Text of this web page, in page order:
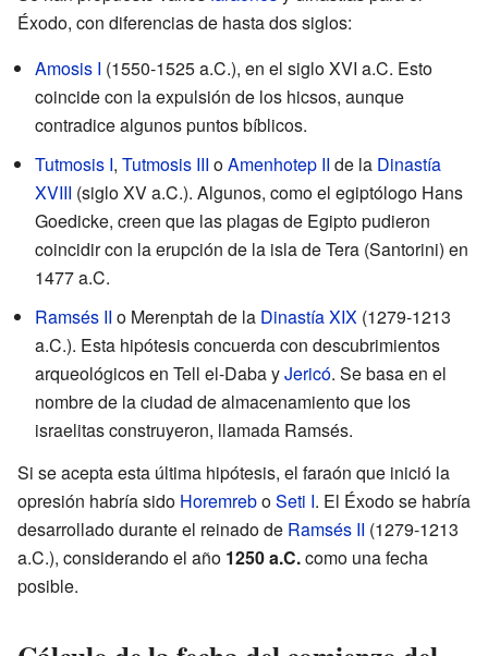
Éxodo, con diferencias de hasta dos siglos:
Amosis I (1550-1525 a.C.), en el siglo XVI a.C. Esto
coincide con la expulsión de los hicsos, aunque
contradice algunos puntos bíblicos.
Tutmosis I, Tutmosis III oAmenhotep II de la Dinastía
XVIII (siglo XV a.C.). Algunos, como el egiptólogo Hans
Goedicke, creen que las plagas de Egipto pudieron
coincidir con la erupción de la isla de Tera (Santorini) en
1477 a.C.
Ramsés II o Merenptah de la Dinastía XIX (1279-1213
a.C.). Esta hipótesis concuerda con descubrimientos
arqueológicos en Tell el-Daba yJericó. Se basa en el
nombre de la ciudad de almacenamiento que los
israelitas construyeron, llamada Ramsés.
Si se acepta esta última hipótesis, el faraón que inició la
opresión habría sido HoremreboSeti I. El Éxodo se habría
desarrollado durante el reinado de Ramsés II (1279-1213
a.C.), considerando el año 1250 a.C.como una fecha
posible.